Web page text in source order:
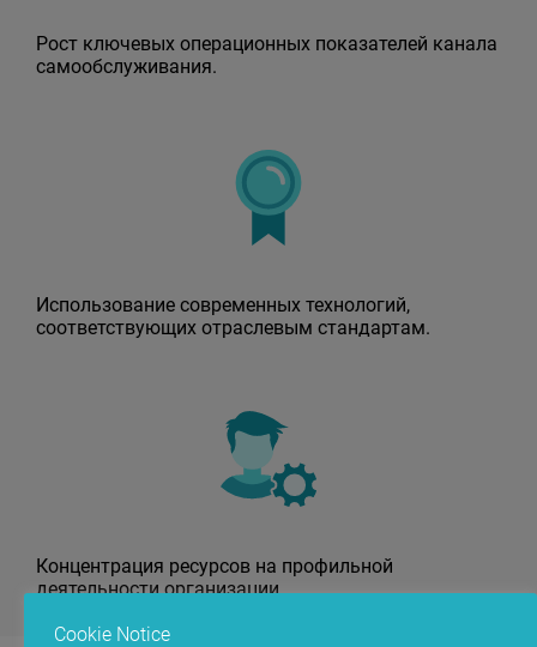
Рост ключевых операционных показателей канала
самообслуживания.
Использование современных технологий,
соответствующих отраслевым стандартам.
Концентрация ресурсов на профильной
деятельности организации.
Cookie Notice